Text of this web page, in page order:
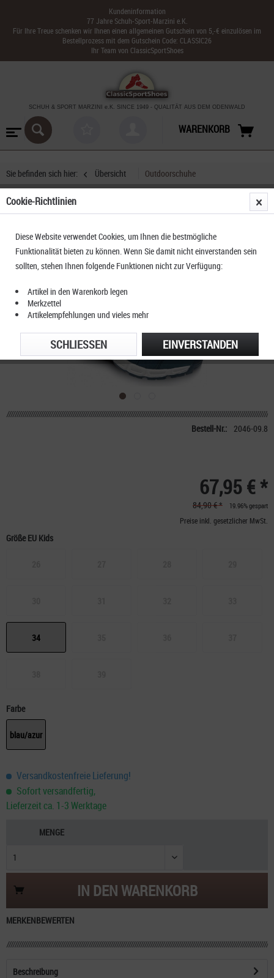
Kundeninformation
77 Jahre Schuh-Sport-Marzini e.K.
Für Ihre Treue schenken wir Ihnen einen allgemeinen Gutschein von 5,-€ einzulösen im
Bestellprozess mit dem Gutschein Code: CLASSIC26
Ihr Team von ClassicSportShoes
SCHUH & SPORT MARZINI e.K. SINCE 1949 - QUALITÄT AUS DEM ODENWALD
WARENKORB
Sie befinden sich hier: Übersicht Outdoorschuhe
Bestell-Nr.: 2046-09.8
67,95 € *
84,90 € * 19.96% gespart
Preise inkl. gesetzlicher MwSt.
Größe EU Kids
34
Farbe
blau/azur
Versandkostenfreie Lieferung!
Sofort versandfertig,
Lieferzeit ca. 1-3 Werktage
MENGE
IN DENWARENKORB
MERKENBEWERTEN
Beschreibung
Cookie-Richtlinien
Diese Website verwendet Cookies, um Ihnen die bestmögliche
Funktionalität bieten zu können. Wenn Sie damit nicht einverstanden sein
sollten, stehen Ihnen folgende Funktionen nicht zur Verfügung:
Artikel in den Warenkorb legen
Merkzettel
Artikelempfehlungen und vieles mehr
EINVERSTANDEN
SCHLIESSEN